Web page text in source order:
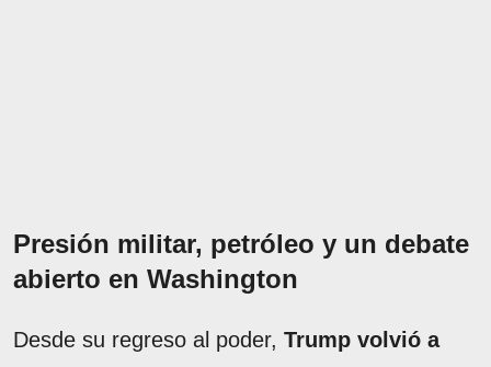
Presión militar, petróleo y un debate
abierto en Washington
Desde su regreso al poder, Trump volvió a